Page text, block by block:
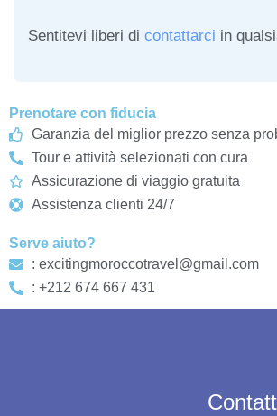
Prenotare con fiducia
Garanzia del miglior prezzo senza
Tour e attività selezionati con cura
Assicurazione di viaggio gratuita
Assistenza clienti 24/7
Serve aiuto?
: excitingmoroccotravel@gmail.com
: +212 674 667 431
Sentitevi liberi di contattarci in